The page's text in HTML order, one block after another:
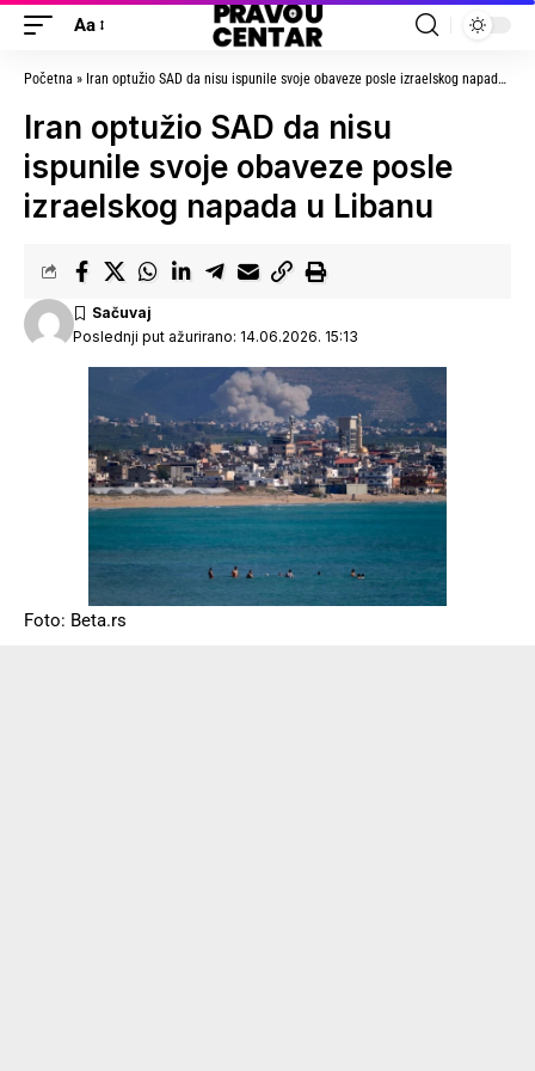
Aa
Početna » Iran optužio SAD da nisu ispunile svoje obaveze posle izraelskog napada u Libanu
Iran optužio SAD da nisu
ispunile svoje obaveze posle
izraelskog napada u Libanu
Poslednji put ažurirano: 14.06.2026. 15:13
Foto: Beta.rs